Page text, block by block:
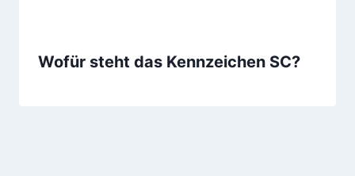
Wofür steht das Kennzeichen SC?